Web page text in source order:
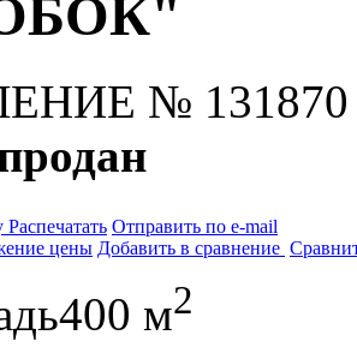
№ 131870
Распечатать Отправить по e-mail
цены Добавить в сравнение
400 м2